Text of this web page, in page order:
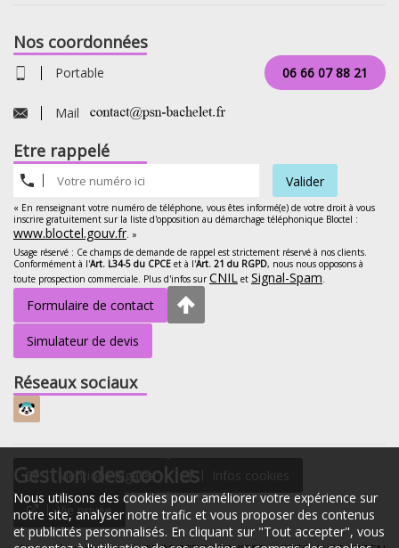
Gestion des cookies
Nous utilisons des cookies pour améliorer votre expérience sur
notre site, analyser notre trafic et vous proposer des contenus
et publicités personnalisés. En cliquant sur "Tout accepter", vous
Nos coordonnées
Portable 06 66 07 88 21
Mail
Etre rappelé
Valider
« En renseignant votre numéro de téléphone, vous êtes informé(e) de votre droit à vous
inscrire gratuitement sur la liste d'opposition au démarchage téléphonique Bloctel :
www.bloctel.gouv.fr. »
Usage réservé : Ce champs de demande de rappel est strictement réservé à nos clients.
Conformément à l'Art. L34-5 du CPCE et à l'Art. 21 du RGPD, nous nous opposons à
toute prospection commerciale. Plus d'infos surCNIL et Signal-Spam.
Formulaire de contact
Simulateur de devis
Réseaux sociaux
Mentions légales Infos cookies
Vie privée